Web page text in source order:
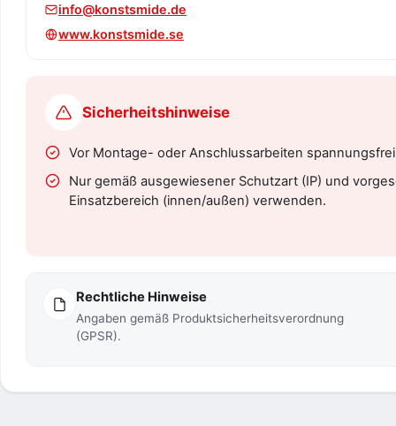
info@konstsmide.de
www.konstsmide.se
Sicherheitshinweise
Vor Montage- oder Anschlussarbeiten
Nur gemäß ausgewiesener Schutzart (IP) und
Einsatzbereich (innen/außen) verwenden.
Rechtliche Hinweise
Angaben gemäß Produktsicherheitsverordnung
(GPSR).